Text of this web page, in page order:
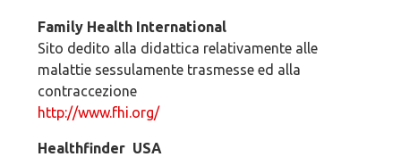
Family Health International
Sito dedito alla didattica relativamente alle
malattie sessulamente trasmesse ed alla
contraccezione
http://www.fhi.org/
Healthfinder ­ USA